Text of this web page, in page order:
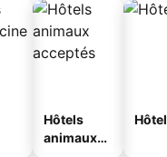
Hôtels
animaux